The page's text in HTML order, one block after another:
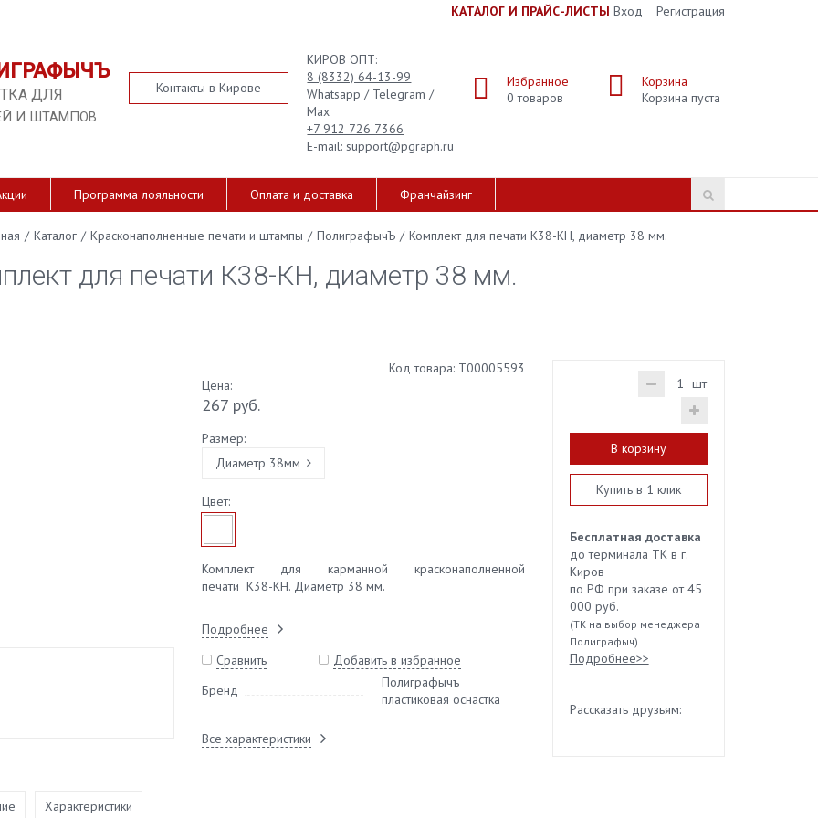
КАТАЛОГ И ПРАЙС-ЛИСТЫ Вход Регистрация
ДЛЯ
И ШТАМПОВ
Контакты в Кирове
КИРОВ ОПТ:
8 (8332) 64-13-99
Whatsapp / Telegram /
Max
+7 912 726 7366
E-mail: support@pgraph.ru
Избранное
0 товаров
Корзина
Корзина пуста
Программа лояльности Оплата и доставка Франчайзинг
/ Каталог / Красконаполненные печати и штампы / ПолиграфычЪ / Комплект для печати К38-КН, диаметр 38 мм.
для печати К38-КН, диаметр 38 мм.
Код товара: Т00005593
Цена:
267 руб.
Размер:
Диаметр 38мм
Цвет:
Комплект для карманной красконаполненной
печати К38-КН. Диаметр 38 мм.
Подробнее
Сравнить
Добавить в избранное
Бренд
Полиграфычъ
пластиковая оснастка
Все характеристики
шт
В корзину
Купить в 1 клик
Бесплатная доставка
до терминала ТК в г.
Киров
по РФ при заказе от 45
000 руб.
(ТК на выбор менеджера
Полиграфыч)
Подробнее>>
Рассказать друзьям:
Характеристики